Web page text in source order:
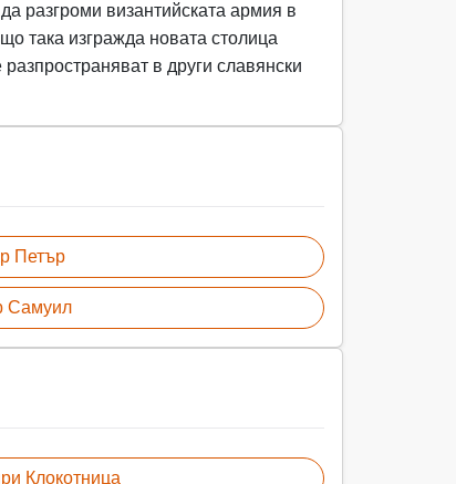
разгроми византийската армия в
така изгражда новата столица
в други славянски
Петър
Самуил
Клокотница